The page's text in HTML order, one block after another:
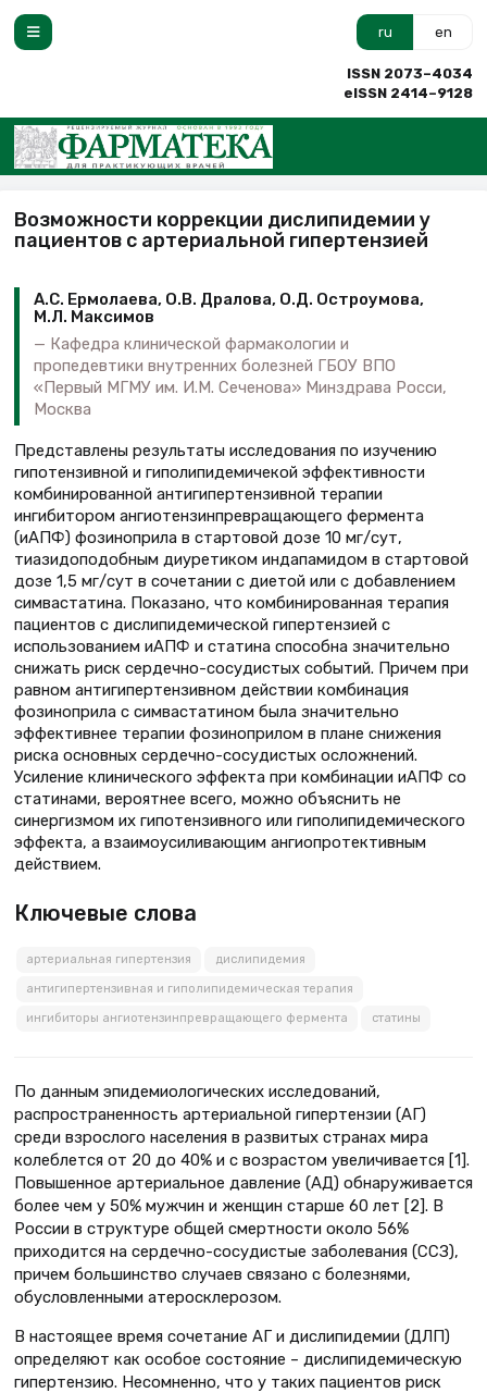
ru en
ISSN 2073–4034
eISSN 2414–9128
Возможности коррекции дислипидемии у
пациентов с артериальной гипертензией
А.С. Ермолаева, О.В. Дралова, О.Д. Остроумова,
М.Л. Максимов
Кафедра клинической фармакологии и
пропедевтики внутренних болезней ГБОУ ВПО
«Первый МГМУ им. И.М. Сеченова» Минздрава Росси,
Москва
Представлены результаты исследования по изучению
гипотензивной и гиполипидемичекой эффективности
комбинированной антигипертензивной терапии
ингибитором ангиотензинпревращающего фермента
(иАПФ) фозиноприла в стартовой дозе 10 мг/сут,
тиазидоподобным диуретиком индапамидом в стартовой
дозе 1,5 мг/сут в сочетании с диетой или с добавлением
симвастатина. Показано, что комбинированная терапия
пациентов с дислипидемической гипертензией с
использованием иАПФ и статина способна значительно
снижать риск сердечно-сосудистых событий. Причем при
равном антигипертензивном действии комбинация
фозиноприла с симвастатином была значительно
эффективнее терапии фозиноприлом в плане снижения
риска основных сердечно-сосудистых осложнений.
Усиление клинического эффекта при комбинации иАПФ со
статинами, вероятнее всего, можно объяснить не
синергизмом их гипотензивного или гиполипидемического
эффекта, а взаимоусиливающим ангиопротективным
действием.
Ключевые слова
артериальная гипертензия дислипидемия
антигипертензивная и гиполипидемическая терапия
ингибиторы ангиотензинпревращающего фермента статины
По данным эпидемиологических исследований,
распространенность артериальной гипертензии (АГ)
среди взрослого населения в развитых странах мира
колеблется от 20 до 40% и с возрастом увеличивается [1].
Повышенное артериальное давление (АД) обнаруживается
более чем у 50% мужчин и женщин старше 60 лет [2]. В
России в структуре общей смертности около 56%
приходится на сердечно-сосудистые заболевания (ССЗ),
причем большинство случаев связано с болезнями,
обусловленными атеросклерозом.
В настоящее время сочетание АГ и дислипидемии (ДЛП)
определяют как особое состояние – дислипидемическую
гипертензию. Несомненно, что у таких пациентов риск